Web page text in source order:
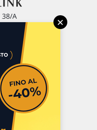
38/A
401
×